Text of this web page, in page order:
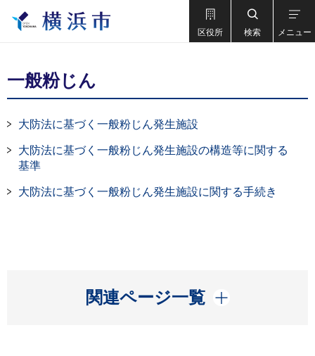
区役所 検索 メニュー
一般粉じん
大防法に基づく一般粉じん発生施設
大防法に基づく一般粉じん発生施設の構造等に関する
基準
大防法に基づく一般粉じん発生施設に関する手続き
関連ページ一覧
開く